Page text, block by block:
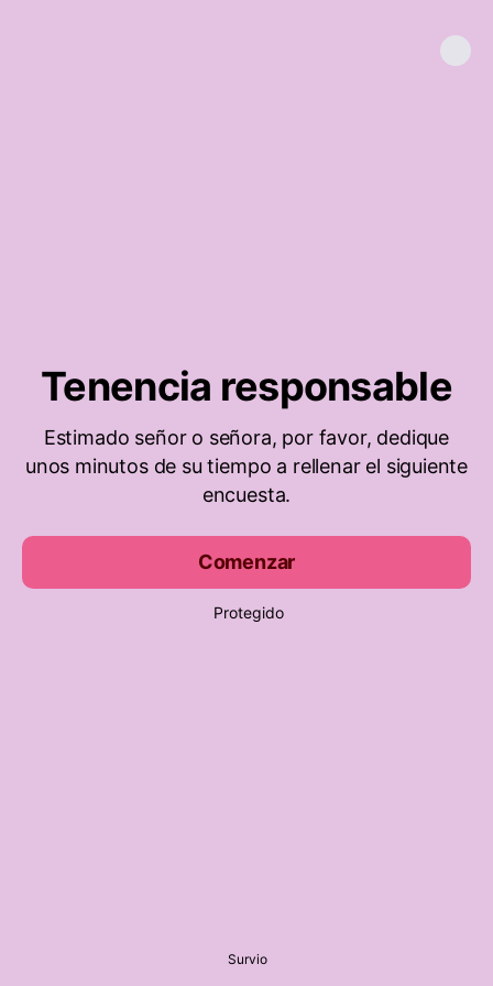
Tenencia responsable
Estimado señor o señora, por favor, dedique
unos minutos de su tiempo a rellenar el siguiente
encuesta.
Comenzar
Protegido
Survio